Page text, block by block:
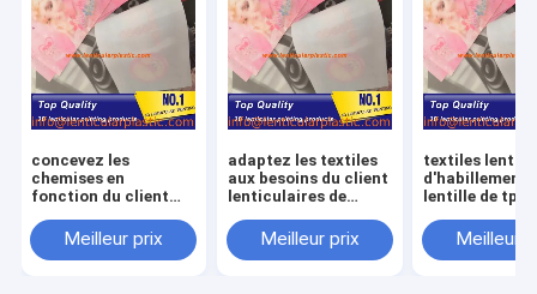
concevez les
chemises en
fonction du client
lentille de feuille
d'habillement de
Meilleur prix
adaptez les textiles
aux besoins du client
lenticulaires de
de tissu de
conception d'images
Meilleur prix
textiles
d'habillement
lentille de tpu
de mode
matérielle
Meilleur